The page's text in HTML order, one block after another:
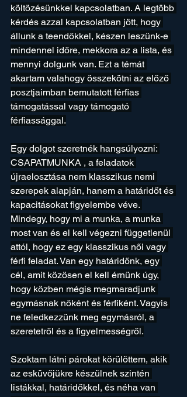
költözésünkkel kapcsolatban. A legtöbb
kérdés azzal kapcsolatban jött, hogy
állunk a teendőkkel, készen leszünk-e
mindennel időre, mekkora az a lista, és
mennyi dolgunk van. Ezt a témát
akartam valahogy összekötni az előző
posztjaimban bemutatott férfias
támogatással vagy támogató
férfiassággal.
Egy dolgot szeretnék hangsúlyozni:
CSAPATMUNKA , a feladatok
újraelosztása nem klasszikus nemi
szerepek alapján, hanem a határidőt és
kapacitásokat figyelembe véve.
Mindegy, hogy mi a munka, a munka
most van és el kell végezni függetlenül
attól, hogy ez egy klasszikus női vagy
férfi feladat. Van egy határidőnk, egy
cél, amit közösen el kell érnünk úgy,
hogy közben mégis megmaradjunk
egymásnak nőként és férfiként. Vagyis
ne feledkezzünk meg egymásról, a
szeretetről és a figyelmességről.
Szoktam látni párokat körülöttem, akik
az esküvőjükre készülnek szintén
listákkal, határidőkkel, és néha van